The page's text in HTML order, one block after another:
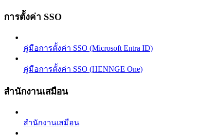
การตั้งค่า SSO
คู่มือการตั้งค่า SSO (Microsoft Entra ID)
คู่มือการตั้งค่า SSO (HENNGE One)
สำนักงานเสมือน
สำนักงานเสมือน